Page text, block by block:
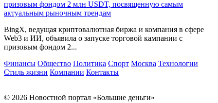
призовым фондом 2 млн USDT, посвященную самым
актуальным рыночным трендам
BingX, ведущая криптовалютная биржа и компания в сфере
Web3 и ИИ, объявила о запуске торговой кампании с
призовым фондом 2...
Финансы Общество Политика Спорт Москва Технологии
Стиль жизни Компании Контакты
© 2026 Новостной портал «Большие деньги»